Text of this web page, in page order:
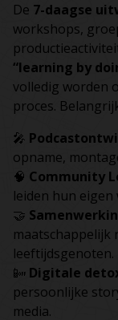
De 7-daagse
workshops,
“learning by
volledig worden
proces.
🎤
opname,
🧠 Community
leiden hun eigen
🤝
leeftijdsgenoten.
📴 Digitale
persoonlijke
media.